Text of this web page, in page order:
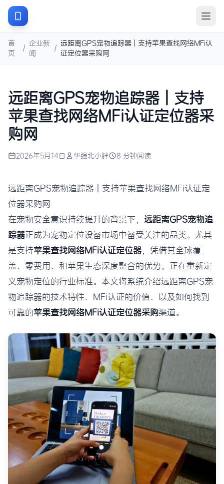
首
页
/
企业新
闻
/
远距离GPS宠物追踪器 | 支持苹果查找网络MFi认
证定位器采购网
远距离GPS宠物追踪器 | 支持
苹果查找网络MFi认证定位器采
购网
2026年5月14日 华强北小胖 8 分钟阅读
远距离GPS宠物追踪器 | 支持苹果查找网络MFi认证定
位器采购网
在宠物安全意识持续提升的背景下， 远距离GPS宠物追
踪器正成为宠物定位设备市场中备受关注的品类。尤其
是支持苹果查找网络MFi认证定位器，凭借其全球覆
盖、零费用、和苹果生态深度整合的优势，正在重新定
义宠物定位的行业标准。本文将系统介绍远距离GPS宠
物追踪器的技术特性、MFi认证的价值、以及如何找到
可靠的苹果查找网络MFi认证定位器采购渠道。